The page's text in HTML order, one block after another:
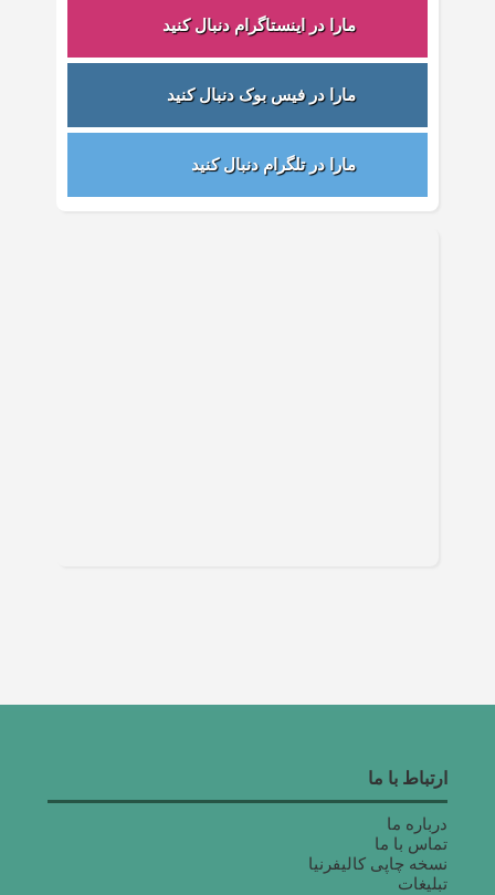
مارا در اینستاگرام دنبال کنید
مارا در فیس بوک دنبال کنید
مارا در تلگرام دنبال کنید
ارتباط با ما
درباره ما
تماس با ما
نسخه چاپی کالیفرنیا
تبلیغات